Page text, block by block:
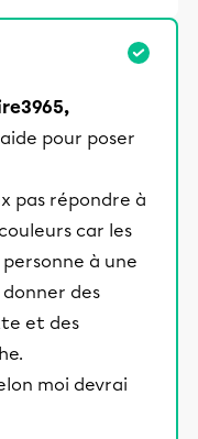
pour poser
pas répondre à
car les
à une
des
et des
moi devrai